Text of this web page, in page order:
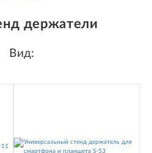
держатели
Вид: